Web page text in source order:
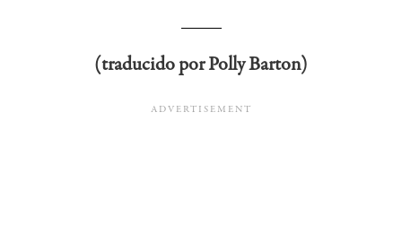
(traducido por Polly Barton)